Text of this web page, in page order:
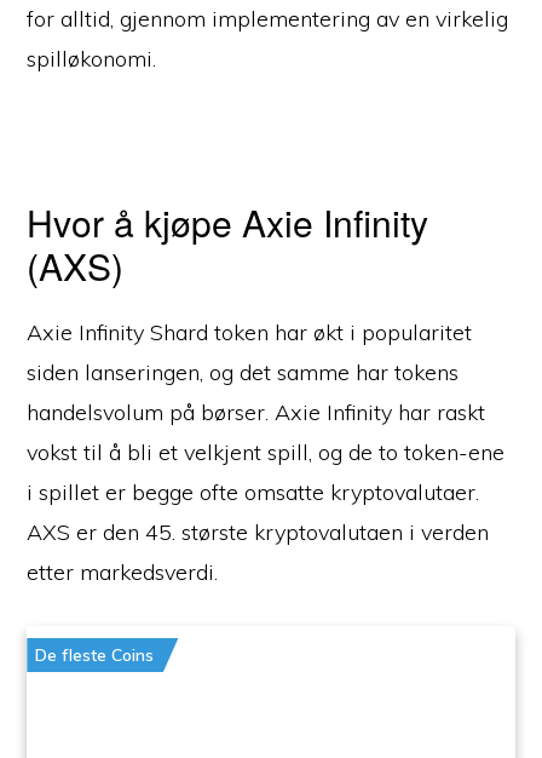
for alltid, gjennom implementering av en virkelig
spilløkonomi.
Hvor å kjøpe Axie Infinity
(AXS)
Axie Infinity Shard token har økt i popularitet
siden lanseringen, og det samme har tokens
handelsvolum på børser. Axie Infinity har raskt
vokst til å bli et velkjent spill, og de to token-ene
i spillet er begge ofte omsatte kryptovalutaer.
AXS er den 45. største kryptovalutaen i verden
etter markedsverdi.
De fleste Coins